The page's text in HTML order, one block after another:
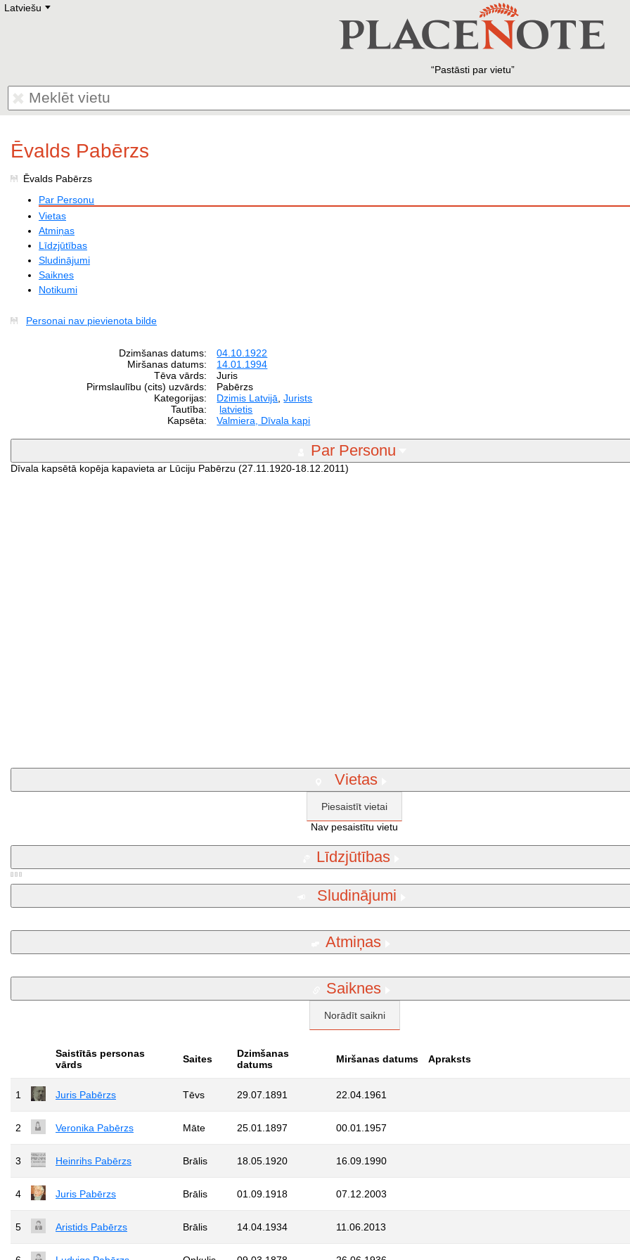
Latviešu E
Deutsch
Polski
Hebrew
Eestikeelne
Pastāsti par vietu
Ēvalds Pabērzs
Ēvalds Pabērzs
Par Personu
Vietas
Atmiņas
Līdzjūtības
Sludinājumi
Saiknes
Notikumi
Personai nav pievienota bilde
Dzimšanas datums:
04.10.1922
Miršanas datums:
14.01.1994
Tēva vārds:
Juris
Pirmslaulību (cits) uzvārds:
Pabērzs
Kategorijas:
Dzimis Latvijā ,Jurists
Tautība:
latvietis
Kapsēta:
Valmiera, Dīvala kapi
Par Personu
Dīvala kapsētā kopēja kapavieta ar Lūciju Pabērzu (27.11.1920-18.12.2011)
Vietas
Piesaistīt vietai
Nav pesaistītu vietu
Līdzjūtības
Sludinājumi
Atmiņas
Saiknes
Norādīt saikni
Saistītās personas
vārds
Saites
Dzimšanas
datums
Miršanas datums Apraksts
1 Juris Pabērzs Tēvs 29.07.1891 22.04.1961
2 Veronika Pabērzs Māte 25.01.1897 00.01.1957
3 Heinrihs Pabērzs Brālis 18.05.1920 16.09.1990
4 Juris Pabērzs Brālis 01.09.1918 07.12.2003
5 Aristids Pabērzs Brālis 14.04.1934 11.06.2013